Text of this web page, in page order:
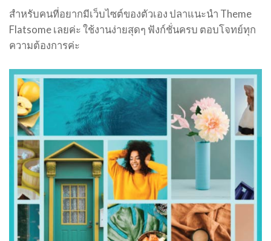
สำหรับคนที่อยากมีเว็บไซต์ของตัวเอง ปลาแนะนำ Theme
Flatsome เลยค่ะ ใช้งานง่ายสุดๆ ฟังก์ชั่นครบ ตอบโจทย์ทุก
ความต้องการค่ะ